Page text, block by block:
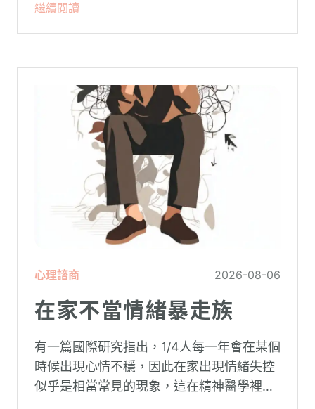
繼續閱讀
心理諮商 2026-08-06
在家不當情緒暴走族
有一篇國際研究指出，1/4人每一年會在某個
時候出現心情不穩，因此在家出現情緒失控
似乎是相當常見的現象，這在精神醫學裡不